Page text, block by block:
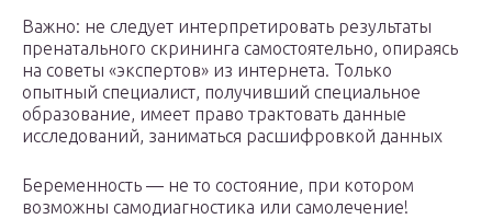
Важно: не следует интерпретировать результаты
пренатального скрининга самостоятельно, опираясь
на советы «экспертов» из интернета. Только
опытный специалист, получивший специальное
образование, имеет право трактовать данные
исследований, заниматься расшифровкой данных
Беременность — не то состояние, при котором
возможны самодиагностика или самолечение!